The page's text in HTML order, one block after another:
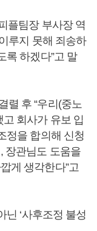
플팀장 부사장 역
루지 못해 죄송하
록 하겠다”고 말
렬 후 “우리(중노
회사가 유보 입
정을 합의해 신청
장관님도 도움을
게 생각한다”고
닌 ‘사후조정 불성